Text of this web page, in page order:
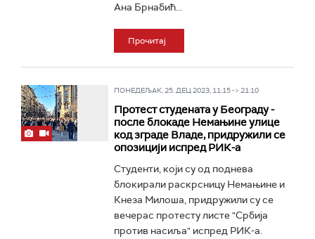
Ана Брнабић...
Прочитај
ПОНЕДЕЉАК, 25. ДЕЦ 2023, 11:15 -> 21:10
Протест студената у Београду -
после блокаде Немањине улице
код зграде Владе, придружили се
опозицији испред РИК-а
Студенти, који су од поднева
блокирали раскрсницу Немањине и
Кнеза Милоша, придружили су се
вечерас протесту листе "Србија
против насиља" испред РИК-а.